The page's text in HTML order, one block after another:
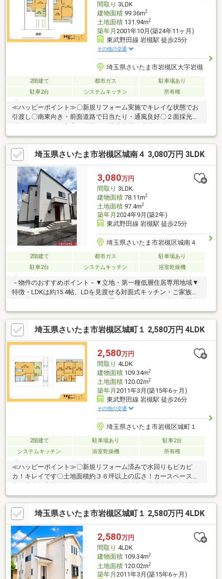
間取り 3LDK
建物面積99.36m2
土地面積131.94m2
築年月 2001年10月(築24年11ヶ月)
東武野田線 岩槻駅 徒歩25分
その他の交通
埼玉県さいたま市岩槻区大字岩槻
2階建て 都市ガス
駐車場あり
駐車2台
システムキッチン 所有権
≪ハッピーポイント≫〇新規リフォーム実施でキレイな状態でお
引渡し〇南東向き・前面道路で日当たり・通風良好〇２面採光で
明るいリビング・和室に隣接した快適空間〇土地面積約３９坪超
の広さ＋カースペース２台可能〇ご家族を見守りながら作業でき
るカウンターキッチン≪周辺環境≫〇生活利便施設充実・閑静な
住宅地で子育て環境良好・徒歩１分『セブンイレブ
ン』 『江川第２公園』・徒歩５分『さいたま市立城北
小学校』 『ドラッグストアセキ』住まい探し、住宅ロ
ーン、お住み替えのご相談もお気軽に！予約なしのご来店・お電
話での対応も承っております。
埼玉県さいたま市岩槻区城南４ 3,080万円 3LDK
3,080万円
間取り 3LDK
建物面積78.11m2
土地面積97.4m2
築年月 2024年9月(築2年)
東武野田線 岩槻駅 徒歩25分
埼玉県さいたま市岩槻区城南４
2階建て 都市ガス
駐車場あり
駐車2台
システムキッチン 浴室乾燥機
－物件のおすすめポイント－▼立地・第一種低層住居専用地域▼
特徴・LDKは約15.4帖、LDを見渡せる対面式キッチン・ご家族が
収納有・SICを設置・両面バルコニー有・駐車スペース2台分有(車
種による)・即お引渡し可能(残金精算後)▼設備・複層ガラス・食
洗機／浄水器・浴室乾燥機・TVモニタ付インターホン▼周辺環
境・ジェーソン岩槻府内店 徒歩5分(約400m)■ ご希望の住まい探
しをお手伝いします ━━━━━・・・物件の詳細・ご相談はお気
軽にお問い合わせください。
埼玉県さいたま市岩槻区城町１ 2,580万円 4LDK
2,580万円
間取り 4LDK
建物面積109.34m2
土地面積120.02m2
築年月 2011年3月(築15年6ヶ月)
東武野田線 岩槻駅 徒歩26分
その他の交通
埼玉県さいたま市岩槻区城町１
2階建て 駐車場あり
駐車2台
システムキッチン
浴室乾燥機 所有権
≪ハッピーポイント≫〇新規リフォーム済みで水回りもピカピ
カ！キレイです〇土地面積約３６坪以上の広さ！カースペース２
台可能〇ご家族が集うリビング約１６帖以上の快適空間〇全居室
６帖以上＋ＷＩＣ含む全居室収納付きのオウチ〇２階全居室から
バルコニー直結！広々続きバルコニー≪周辺環境≫〇周辺交通量
が少ない落ち着きのある閑静な住宅地です・徒歩４分『城町竹林
公園』・徒歩５分『ファミリーマート』・自転車約６分『スーパ
ービバホーム』 『生鮮市場ＴＯＰ！』住まい探
し、住宅ローン、お住み替えのご相談もお気軽に！予約なしのご
来店・お電話での対応も承っております。
埼玉県さいたま市岩槻区城町１ 2,580万円 4LDK
2,580万円
間取り 4LDK
建物面積109.34m2
土地面積120.02m2
築年月 2011年3月(築15年6ヶ月)